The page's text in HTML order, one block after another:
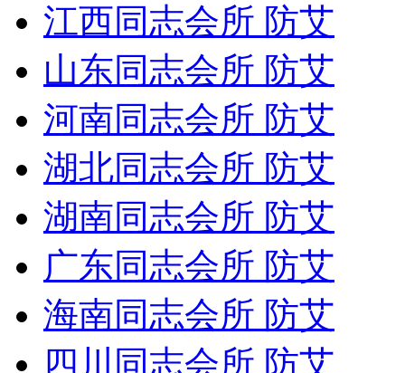
江西同志会所 防艾
山东同志会所 防艾
河南同志会所 防艾
湖北同志会所 防艾
湖南同志会所 防艾
广东同志会所 防艾
海南同志会所 防艾
四川同志会所 防艾